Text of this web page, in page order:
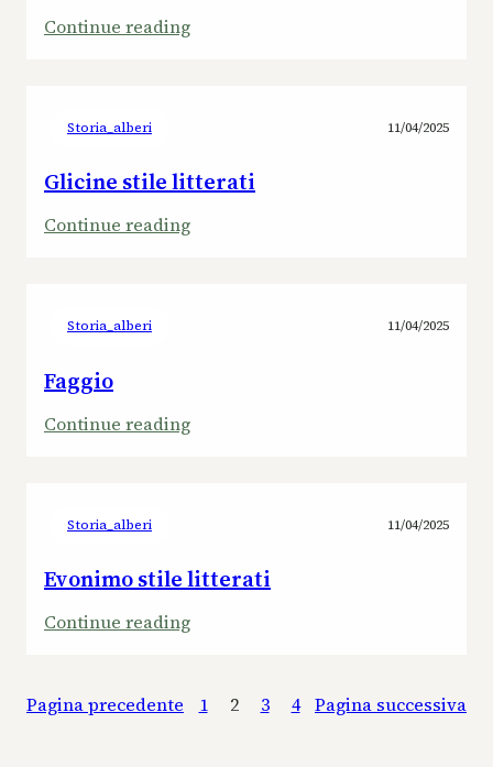
Continue reading:
Storia_alberi 11/04/2025
Glicine stile litterati
Continue reading:
Storia_alberi 11/04/2025
Faggio
Continue reading:
Storia_alberi 11/04/2025
Evonimo stile litterati
Continue reading:
litterati
Pagina precedente 1 2 3 4 Pagina successiva